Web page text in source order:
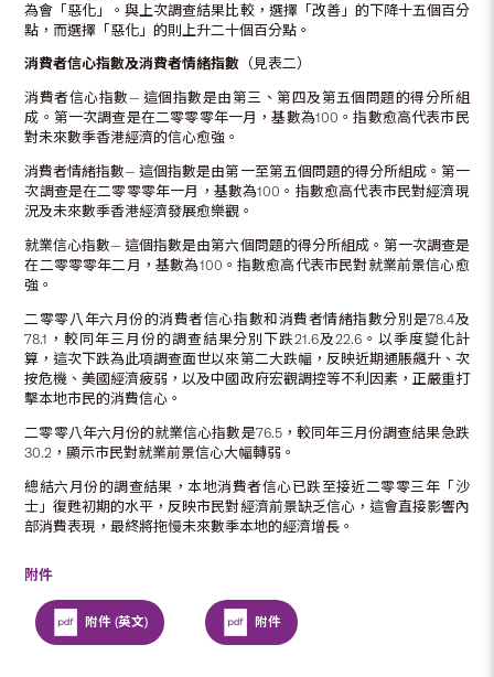
為會「惡化」。與上次調查結果比較，選擇「改善」的下降十五個百分
點，而選擇「惡化」的則上升二十個百分點。
消費者信心指數及消費者情緒指數 （見表二）
消費者信心指數— 這個指數是由第三、第四及第五個問題的得分所組
成。第一次調查是在二零零零年一月，基數為100。指數愈高代表市民
對未來數季香港經濟的信心愈強。
消費者情緒指數— 這個指數是由第一至第五個問題的得分所組成。第一
次調查是在二零零零年一月，基數為100。指數愈高代表市民對經濟現
況及未來數季香港經濟發展愈樂觀。
就業信心指數— 這個指數是由第六個問題的得分所組成。第一次調查是
在二零零零年二月，基數為100。指數愈高代表市民對就業前景信心愈
強。
二零零八年六月份的消費者信心指數和消費者情緒指數分別是78.4及
78.1，較同年三月份的調查結果分別下跌21.6及22.6。以季度變化計
算，這次下跌為此項調查面世以來第二大跌幅，反映近期通脹飆升、次
按危機、美國經濟疲弱，以及中國政府宏觀調控等不利因素，正嚴重打
擊本地市民的消費信心。
二零零八年六月份的就業信心指數是76.5，較同年三月份調查結果急跌
30.2，顯示市民對就業前景信心大幅轉弱。
總結六月份的調查結果，本地消費者信心已跌至接近二零零三年「沙
士」復甦初期的水平，反映市民對經濟前景缺乏信心，這會直接影響內
部消費表現，最終將拖慢未來數季本地的經濟增長。
附件
附件 (英文) 附件